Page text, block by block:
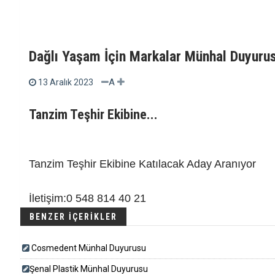
Dağlı Yaşam İçin Markalar Münhal
13 Aralık 2023 A
Tanzim Teşhir Ekibine...
Tanzim Teşhir Ekibine Katılacak Aday Aranıyor
İletişim:0 548 814 40 21
BENZER İÇERİKLER
Cosmedent Münhal Duyurusu
​​​Şenal Plastik Münhal Duyurusu